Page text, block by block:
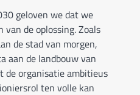
geloven we dat we
de oplossing. Zoals
de stad van morgen,
aan de landbouw van
de organisatie ambitieus
ten volle kan